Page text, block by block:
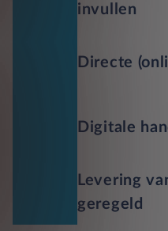
invullen
Directe
Digitale
Levering
geregeld